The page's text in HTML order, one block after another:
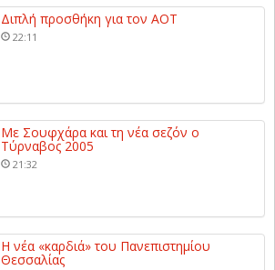
Διπλή προσθήκη για τον ΑΟΤ
22:11
Με Σουφχάρα και τη νέα σεζόν ο
Τύρναβος 2005
21:32
Η νέα «καρδιά» του Πανεπιστημίου
Θεσσαλίας